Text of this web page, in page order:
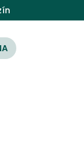
na přívěsný
pro